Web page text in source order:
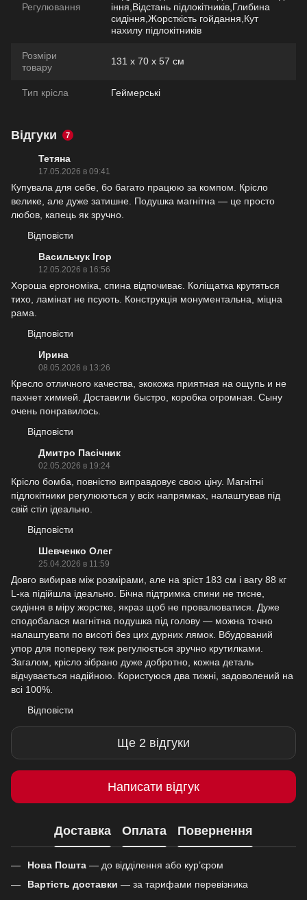
Регулювання
іння,Відстань підлокітників,Глибина
сидіння,Жорсткість гойдання,Кут
нахилу підлокітників
Розміри
товару
131 х 70 х 57 см
Тип крісла Геймерські
Відгуки 7
Тетяна
17.05.2026 в 09:41
Купувала для себе, бо багато працюю за компом. Крісло
велике, але дуже затишне. Подушка магнітна — це просто
любов, капець як зручно.
Відповісти
Васильчук Ігор
12.05.2026 в 16:56
Хороша ергономіка, спина відпочиває. Коліщатка крутяться
тихо, ламінат не псують. Конструкція монументальна, міцна
рама.
Відповісти
Ирина
08.05.2026 в 13:26
Кресло отличного качества, экокожа приятная на ощупь и не
пахнет химией. Доставили быстро, коробка огромная. Сыну
очень понравилось.
Відповісти
Дмитро Пасічник
02.05.2026 в 19:24
Крісло бомба, повністю виправдовує свою ціну. Магнітні
підлокітники регулюються у всіх напрямках, налаштував під
свій стіл ідеально.
Відповісти
Шевченко Олег
25.04.2026 в 11:59
Довго вибирав між розмірами, але на зріст 183 см і вагу 88 кг
L-ка підійшла ідеально. Бічна підтримка спини не тисне,
сидіння в міру жорстке, якраз щоб не провалюватися. Дуже
сподобалася магнітна подушка під голову — можна точно
налаштувати по висоті без цих дурних лямок. Вбудований
упор для попереку теж регулюється зручно крутилками.
Загалом, крісло зібрано дуже добротно, кожна деталь
відчувається надійною. Користуюся два тижні, задоволений на
всі 100%.
Відповісти
Ще 2 відгуки
Написати відгук
Доставка Оплата Повернення
Нова Пошта — до відділення або кур’єром
Вартість доставки — за тарифами перевізника